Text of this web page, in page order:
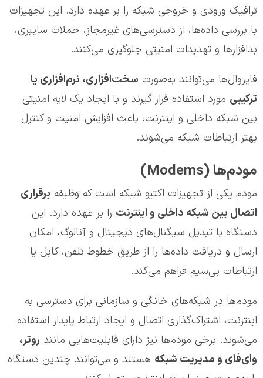
ترافیک ورودی و خروجی شبکه را بر عهده دارد. این تجهیزات
با بررسی داده‌ها، از دسترسی‌های غیرمجاز، حملات سایبری،
بدافزارها و تهدیدات امنیتی جلوگیری می‌کنند.
فایروال‌ها می‌توانند به‌صورت سخت‌افزاری، نرم‌افزاری یا
ترکیبی مورد استفاده قرار گیرند و با ایجاد یک لایه امنیتی
بین شبکه داخلی و اینترنت، باعث افزایش امنیت و کنترل
بهتر ارتباطات شبکه می‌شوند.
مودم‌ها (Modems)
مودم یکی از تجهیزات اکتیو شبکه است که وظیفه برقراری
اتصال بین شبکه داخلی و اینترنت را بر عهده دارد. این
دستگاه با تبدیل سیگنال‌های دیجیتال و آنالوگ، امکان
ارسال و دریافت داده‌ها را از طریق خطوط تلفن، کابل یا
ارتباطات بی‌سیم فراهم می‌کند.
مودم‌ها در شبکه‌های خانگی و سازمانی برای دسترسی به
اینترنت، اشتراک‌گذاری اتصال و ایجاد ارتباط پایدار استفاده
می‌شوند. برخی مودم‌ها نیز دارای قابلیت‌هایی مانند روتر،
وای‌فای و مدیریت شبکه هستند و می‌توانند چندین دستگاه